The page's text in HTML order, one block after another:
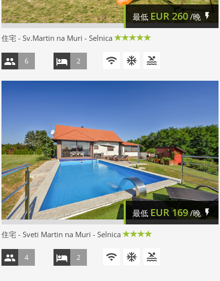
最低 EUR260/晚
住宅 - Sv.Martin na Muri - Selnica
6 2
最低 EUR 169/晚
住宅 - Sveti Martin na Muri - Selnica
4 2